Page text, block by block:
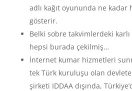
adlı kağıt oyununda ne
gösterir.
Belki sobre takvimlerdeki karlı
hepsi burada çekilmiş…
İnternet kumar hizmetleri
tek Türk kuruluşu olan
şirketi IDDAA dışında,